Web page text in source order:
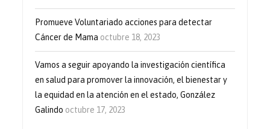
Promueve Voluntariado acciones para detectar
Cáncer de Mama octubre 18, 2023
Vamos a seguir apoyando la investigación científica
en salud para promover la innovación, el bienestar y
la equidad en la atención en el estado, González
Galindo octubre 17, 2023